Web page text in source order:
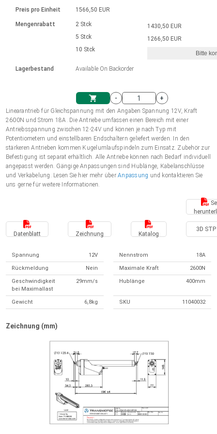
Einheitssystem
Einkaufswagen
Hubmagnete
230 - 50 Hz | 110 - 60 Hz
Drehzahlregelung für die AIS-Serie
Bürstenlose Gleichstrommotoren
mit Planetengetriebe und internem
Ø 28-42| 1-1400 rpm | <= 290Ncm
Bürstenlose DC Motor Controller
Gleichstrommotoren mit
Schneckengetriebe und Bürsten
Ø43-124mm | 31-425rpm | ≤ 41Nm
Treiber für Gleichstrommotoren mit
Synchron-Asynchron | für 1-4 Elektrozylinder
Synchron-Asynchron | für 1-4 Elektrozylinder
Français (EUR)
Polski (EUR)
Norsk (NOK)
Suomi (EUR)
Preis pro Einheit
Mengenrabatt
Lagerbestand
1566,50 EUR
2 Stck
5 Stck
10 Stck
Available On Backorder
1430,50 EUR
1266,50 EUR
Bitte
-
+
Linearantrieb für Gleichspannung mit den Angaben Spannung 12V, Kraft
2600N und Strom 18A. Die Antriebe umfassen einen Bereich mit einer
Antriebsspannung zwischen 12-24V und können je nach Typ mit
Potentiometern und einstellbaren Endschaltern geliefert werden. In den
stärkeren Antrieben kommen Kugelumlaufspindeln zum Einsatz. Zubehör zur
Befestigung ist separat erhältlich. Alle Antriebe können nach Bedarf individuell
angepasst werden. Gängige Anpassungen sind Hublänge, Kabelanschlüsse
und Verkabelung. Lesen Sie hier mehr überAnpassung und kontaktieren Sie
uns gerne für weitere Informationen.
Datenblatt Zeichnung Katalog
3D STP
Spannung 12V Nennstrom 18A
Rückmeldung Nein Maximale Kraft 2600N
Geschwindigkeit
bei Maximallast
29mm/s Hublänge 400mm
Gewicht 6,8kg SKU 11040032
Zeichnung (mm)